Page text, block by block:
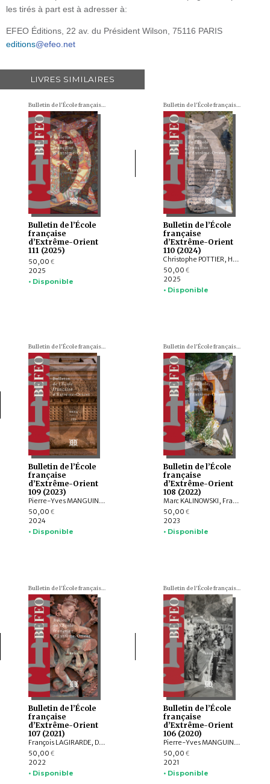
les tirés à part est à adresser à:
EFEO Éditions, 22 av. du Président Wilson, 75116 PARIS
editions@efeo.net
LIVRES SIMILAIRES
Bulletin de l'École française d'Extrême-Orient (BEFEO)
Bulletin de l’École
française
d’Extrême-Orient
111 (2025)
50,00 €
2025
• Disponible
Bulletin de l'École française d'Extrême-Orient (BEFEO)
Bulletin de l’École
française
d’Extrême-Orient
110 (2024)
Christophe POTTIER, Harunaga ISAACSON, Isabelle LANDRY-DERON, Dominique SOUTIF, Julia ESTEVE, Brice VINCENT, François THIERRY, Annabel Teh GALLOP, Yannick BRUNETON, Vincent LEFÈVRE, Chloé CHOLLET, Csaba DEZSŐ, Claudine ANG, Damien CHAUSSENDE, Sébastien CLOUET, XU Minglong†, WU Min, HAN Qi
50,00 €
2025
• Disponible
Bulletin de l'École française d'Extrême-Orient (BEFEO)
Bulletin de l’École
française
d’Extrême-Orient
109 (2023)
Pierre-Yves MANGUIN, Philippe PAPIN, Jean-Luc CHEVILLARD, Olivier de BERNON, François LAGIRARDE, Jiří JÁKL, Bertrand PORTE, Michel ANTELME, Volker GRABOWSKY, Thissana WEERAKIETSOONTORN, Raphaël MALANGIN, Nicolas SIMON, Peera PANARUT, Muhlis HADRAWI, Campbell MACKNIGHT, Kathryn WELLEN, Santi PAKDEEKHAM, HIEP Chan Vicheth
50,00 €
2024
• Disponible
Bulletin de l'École française d'Extrême-Orient (BEFEO)
Bulletin de l’École
française
d’Extrême-Orient
108 (2022)
Marc KALINOWSKI, François LACHAUD, Arlo GRIFFITHS, Titi Surti NASTITI, Xavier HERMAND, EKO BASTIAWAN, Cuong T. MAI, QIAN Shenghua, Benjamin DANIELS
50,00 €
2023
• Disponible
Bulletin de l'École française d'Extrême-Orient (BEFEO)
Bulletin de l’École
française
d’Extrême-Orient
107 (2021)
François LAGIRARDE, Dominic GOODALL, Louis GABAUDE, Nicolas REVIRE, Bruno DAGENS, Andrea ACRI, Franciscus VERELLEN, Allan G. GRAPARD, Johan LEVILLAIN, Hans T. BAKKER, ZHANG Zhaoyang, Javier SCHNAKE, Thissana WEERAKIETSOONTORN
50,00 €
2022
• Disponible
Bulletin de l'École française d'Extrême-Orient (BEFEO)
Bulletin de l’École
française
d’Extrême-Orient
106 (2020)
Pierre-Yves MANGUIN, Andrew HARDY, Charlotte SCHMID, François LACHAUD, Dominic GOODALL, Arlo GRIFFITHS, Armand DESBAT, Béatrice WISNIEWSKI, Federico BAROCCO, NGUYỄN Tiến Đông, Patrice LADWIG, Yael SHIRI, Melinda Zulejka FODOR, Valérie THIRION-MERLE, Gisela THIERRIN-MICHAEL, Ranet HONG, Nicolas MOLLARD, LI Guoqiang, NGUYỄN ĐẶNG ANH MINH, NGUYỄN ĐÌNH HƯNG, NGUYỄN QUANG NGỌC, Chloé CHOLLET, Martin RATHIE
50,00 €
2021
• Disponible